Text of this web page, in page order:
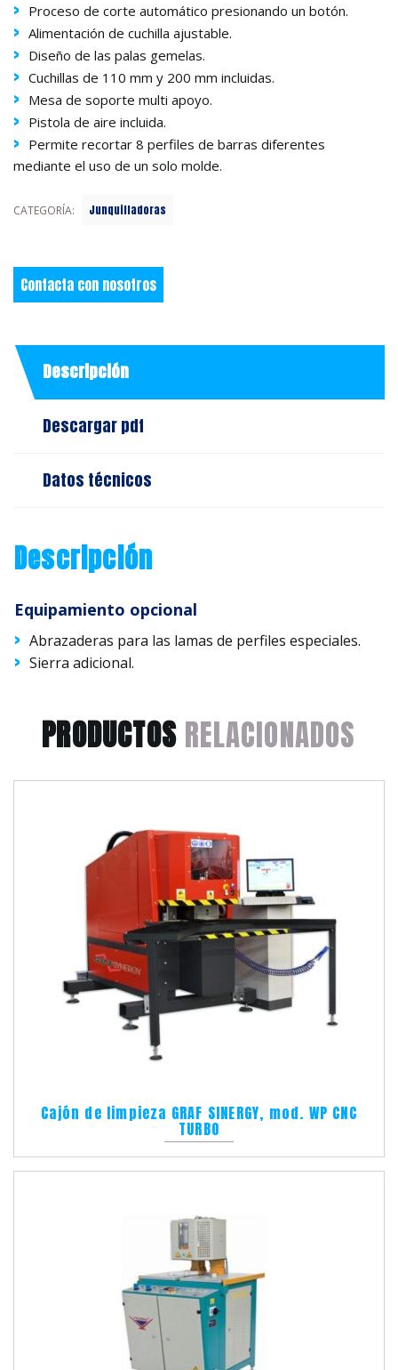
Proceso de corte automático presionando un botón.
Alimentación de cuchilla ajustable.
Diseño de las palas gemelas.
Cuchillas de 110 mm y 200 mm incluidas.
Mesa de soporte multi apoyo.
Pistola de aire incluida.
Permite recortar 8 perfiles de barras diferentes
mediante el uso de un solo molde.
CATEGORÍA: Junquilladoras
Contacta con nosotros
Descripción
Descargar pdf
Datos técnicos
Descripción
Equipamiento opcional
Abrazaderas para las lamas de perfiles especiales.
Sierra adicional.
PRODUCTOS RELACIONADOS
Cajón de limpieza GRAF SINERGY, mod. WP CNC
TURBO